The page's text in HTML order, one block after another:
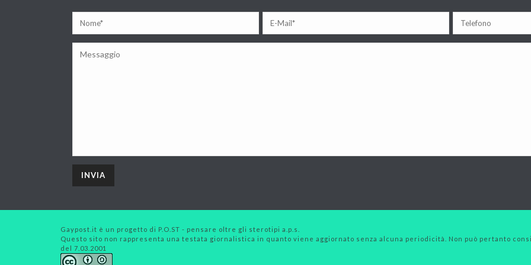
Gaypost.it è un progetto di P.O.ST - pensare oltre gli sterotipi a.p.s.
Questo sito non rappresenta una testata giornalistica in quanto viene aggiornato senza alcuna periodicità. Non può pertanto
del 7.03.2001